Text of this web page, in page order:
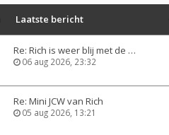
Laatste bericht
Re: Rich is weer blij met de …
06 aug 2026, 23:32
Re: Mini JCW van Rich
05 aug 2026, 13:21